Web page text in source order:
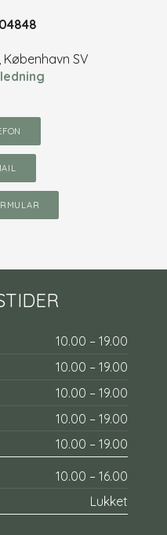
SV
10.00 – 19.00​
10.00 – 19.00​
10.00 – 19.00​
10.00 – 19.00​
10.00 – 19.00​
10.00 – 16.00​
Lukket